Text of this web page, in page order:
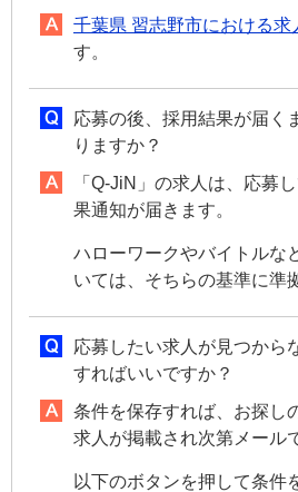
千葉県 習志野市における求
す。
応募の後、採用結果が届く
りますか？
「Q-JiN」の求人は、応募
果通知が届きます。
ハローワークやバイトルな
いては、そちらの基準に準
応募したい求人が見つから
すればいいですか？
条件を保存すれば、お探し
求人が掲載され次第メール
以下のボタンを押して条件